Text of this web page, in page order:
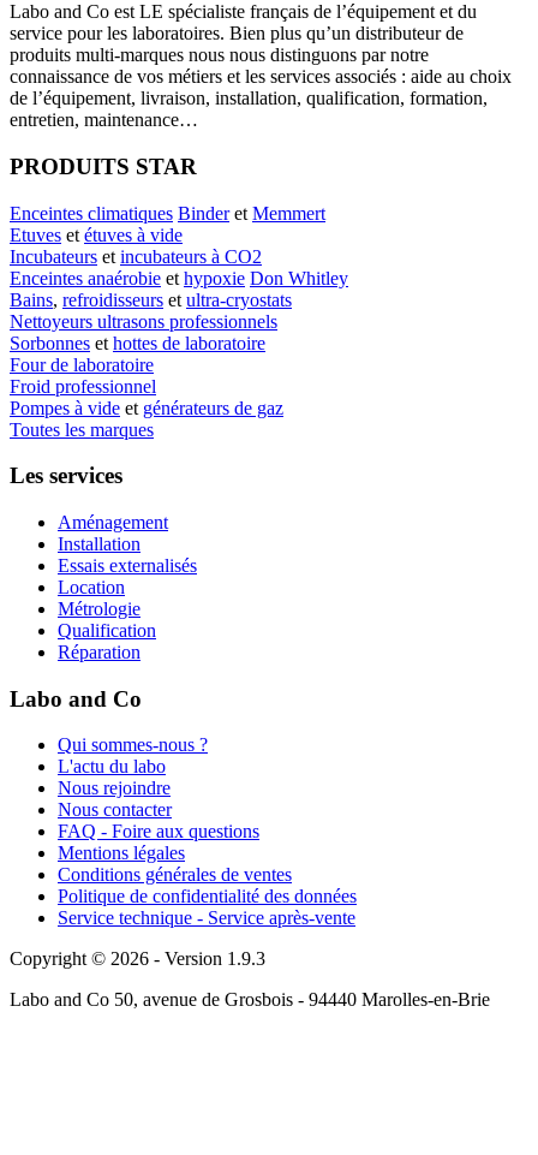
Labo and Co est LE spécialiste français de l’équipement et du
service pour les laboratoires. Bien plus qu’un distributeur de
produits multi-marques nous nous distinguons par notre
connaissance de vos métiers et les services associés : aide au choix
de l’équipement, livraison, installation, qualification, formation,
entretien, maintenance…
PRODUITS STAR
Enceintes climatiques Binderet Memmert
Etuves et étuves à vide
Incubateurs et incubateurs à CO2
Enceintes anaérobie et hypoxie Don Whitley
Bains, refroidisseurs et ultra-cryostats
Nettoyeurs ultrasons professionnels
Sorbonnes et hottes de laboratoire
Four de laboratoire
Froid professionnel
Pompes à vide et générateurs de gaz
Toutes les marques
Les services
Aménagement
Installation
Essais externalisés
Location
Métrologie
Qualification
Réparation
Labo and Co
Qui sommes-nous ?
L'actu du labo
Nous rejoindre
Nous contacter
FAQ - Foire aux questions
Mentions légales
Conditions générales de ventes
Politique de confidentialité des données
Service technique - Service après-vente
Copyright © 2026 - Version 1.9.3
Labo and Co 50, avenue de Grosbois - 94440 Marolles-en-Brie